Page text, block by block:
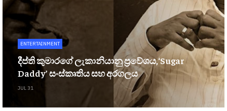
ENTERTAINMENT
දීප්ති කුමාරගේ ලැකානියානු ප්‍රවේශය,‘Sugar
Daddy’ සංස්කෘතිය සහ අරගලය
JUL 31